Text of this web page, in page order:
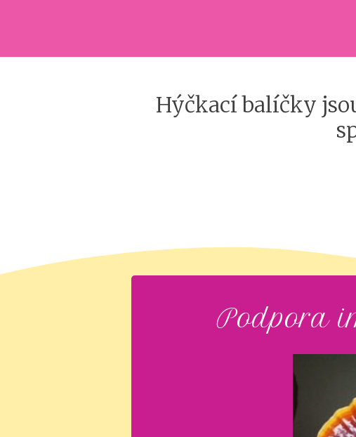
Hýčkací balíčky
Podpora